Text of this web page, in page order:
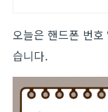
오늘은 핸드폰 번
습니다.